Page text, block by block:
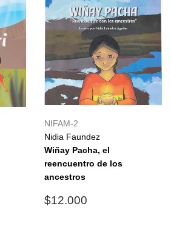
NIFAM-2
Nidia Faundez
Wiñay Pacha, el
reencuentro de los
ancestros
Precio
$12.000